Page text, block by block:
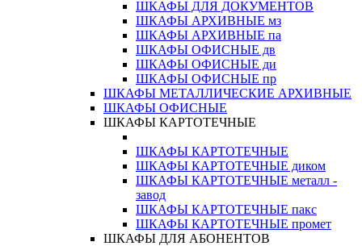
ШКАФЫ ДЛЯ ДОКУМЕНТОВ
ШКАФЫ АРХИВНЫЕ мз
ШКАФЫ АРХИВНЫЕ па
ШКАФЫ ОФИСНЫЕ дв
ШКАФЫ ОФИСНЫЕ ди
ШКАФЫ ОФИСНЫЕ пр
ШКАФЫ МЕТАЛЛИЧЕСКИЕ АРХИВНЫЕ
ШКАФЫ ОФИСНЫЕ
ШКАФЫ КАРТОТЕЧНЫЕ
ШКАФЫ КАРТОТЕЧНЫЕ
ШКАФЫ КАРТОТЕЧНЫЕ диком
ШКАФЫ КАРТОТЕЧНЫЕ металл -
завод
ШКАФЫ КАРТОТЕЧНЫЕ пакс
ШКАФЫ КАРТОТЕЧНЫЕ промет
ШКАФЫ ДЛЯ АБОНЕНТОВ